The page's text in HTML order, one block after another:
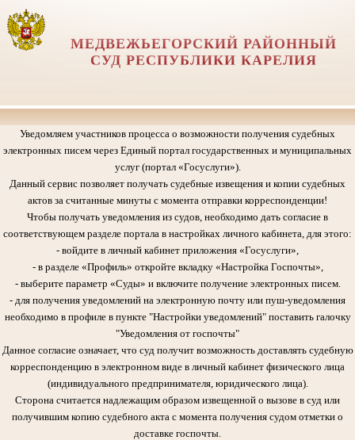
МЕДВЕЖЬЕГОРСКИЙ РАЙОННЫЙ
СУД РЕСПУБЛИКИ КАРЕЛИЯ
Уведомляем участников процесса о возможности получения судебных
электронных писем через Единый портал государственных и муниципальных
услуг (портал «Госуслуги»).
Данный сервис позволяет получать судебные извещения и копии судебных
актов за считанные минуты с момента отправки корреспонденции!
Чтобы получать уведомления из судов, необходимо дать согласие в
соответствующем разделе портала в настройках личного кабинета, для этого:
- войдите в личный кабинет приложения «Госуслуги»,
- в разделе «Профиль» откройте вкладку «Настройка Госпочты»,
- выберите параметр «Суды» и включите получение электронных писем.
- для получения уведомлений на электронную почту или пуш-уведомления
необходимо в профиле в пункте "Настройки уведомлений" поставить галочку
"Уведомления от госпочты"
Данное согласие означает, что суд получит возможность доставлять судебную
корреспонденцию в электронном виде в личный кабинет физического лица
(индивидуального предпринимателя, юридического лица).
Сторона считается надлежащим образом извещенной о вызове в суд или
получившим копию судебного акта с момента получения судом отметки о
доставке госпочты.